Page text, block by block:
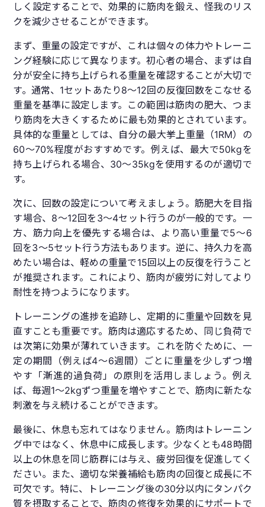
しく設定することで、効果的に筋肉を鍛え、怪我のリス
クを減少させることができます。
まず、重量の設定ですが、これは個々の体力やトレーニ
ング経験に応じて異なります。初心者の場合、まずは自
分が安全に持ち上げられる重量を確認することが大切で
す。通常、1セットあたり8〜12回の反復回数をこなせる
重量を基準に設定します。この範囲は筋肉の肥大、つま
り筋肉を大きくするために最も効果的とされています。
具体的な重量としては、自分の最大挙上重量（1RM）の
60〜70%程度がおすすめです。例えば、最大で50kgを
持ち上げられる場合、30〜35kgを使用するのが適切で
す。
次に、回数の設定について考えましょう。筋肥大を目指
す場合、8〜12回を3〜4セット行うのが一般的です。一
方、筋力向上を優先する場合は、より高い重量で5〜6
回を3〜5セット行う方法もあります。逆に、持久力を高
めたい場合は、軽めの重量で15回以上の反復を行うこと
が推奨されます。これにより、筋肉が疲労に対してより
耐性を持つようになります。
トレーニングの進捗を追跡し、定期的に重量や回数を見
直すことも重要です。筋肉は適応するため、同じ負荷で
は次第に効果が薄れていきます。これを防ぐために、一
定の期間（例えば4〜6週間）ごとに重量を少しずつ増
やす「漸進的過負荷」の原則を活用しましょう。例え
ば、毎週1〜2kgずつ重量を増やすことで、筋肉に新たな
刺激を与え続けることができます。
最後に、休息も忘れてはなりません。筋肉はトレーニン
グ中ではなく、休息中に成長します。少なくとも48時間
以上の休息を同じ筋群には与え、疲労回復を促進してく
ださい。また、適切な栄養補給も筋肉の回復と成長に不
可欠です。特に、トレーニング後の30分以内にタンパク
質を摂取することで、筋肉の修復を効果的にサポートで